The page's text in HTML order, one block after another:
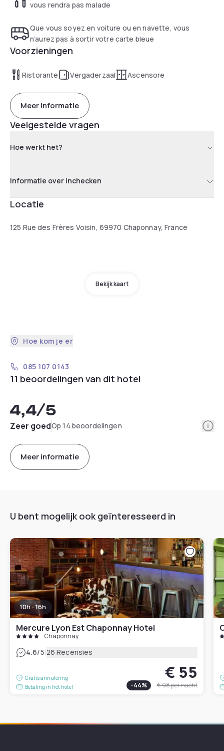
vous rendra pas malade
Que vous soyez en voiture ou en navette, vous
n’aurez pas à sortir votre carte bleue
Voorzieningen
Ristorante Vergaderzaal Ascensore
Meer informatie
Veelgestelde vragen
Hoe werkt het?
Informatie over inchecken
Locatie
125 Rue des Frères Voisin, 69970 Chaponnay, France
Bekijk kaart
Hoe kom je er
085 107 0143
11 beoordelingen van dit hotel
4,4/5
Zeer goedOp 14 beoordelingen
Meer informatie
U bent mogelijk ook geïnteresseerd in
10h - 16h
Mercure Lyon Est Chaponnay Hotel
Chaponnay
4.6/5|26 Recensies
Gratis annulering
Betaling in het hotel
€ 55
-44% € 98per nacht